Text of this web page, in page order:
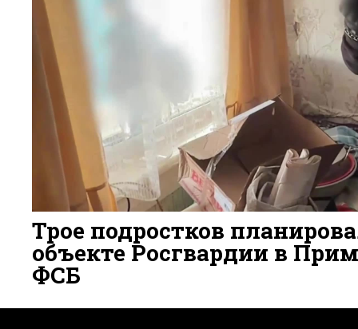
Трое подростков
объекте Росгвардии в
ФСБ
6